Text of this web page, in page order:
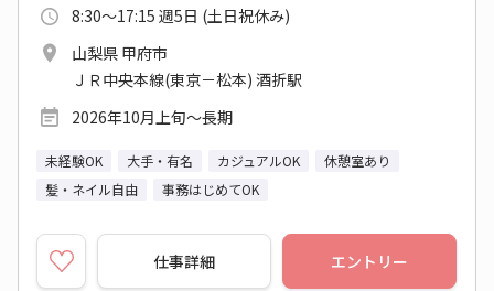
8:30～17:15 週5日 (土日祝休み)
山梨県 甲府市
ＪＲ中央本線(東京－松本) 酒折駅
2026年10月上旬～長期
未経験OK 大手・有名 カジュアルOK
休憩室あり
髪・ネイル自由
事務はじめてOK
仕事詳細 エントリー